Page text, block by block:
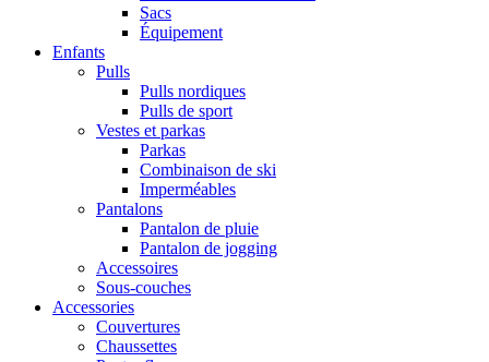
Sacs
Équipement
Enfants
Pulls
Pulls nordiques
Pulls de sport
Vestes et parkas
Parkas
Combinaison de ski
Imperméables
Pantalons
Pantalon de pluie
Pantalon de jogging
Accessoires
Sous-couches
Accessories
Couvertures
Chaussettes